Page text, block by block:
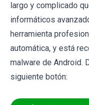
largo y complicado
informáticos
herramienta
automática, y está
malware de Android.
siguiente botón: